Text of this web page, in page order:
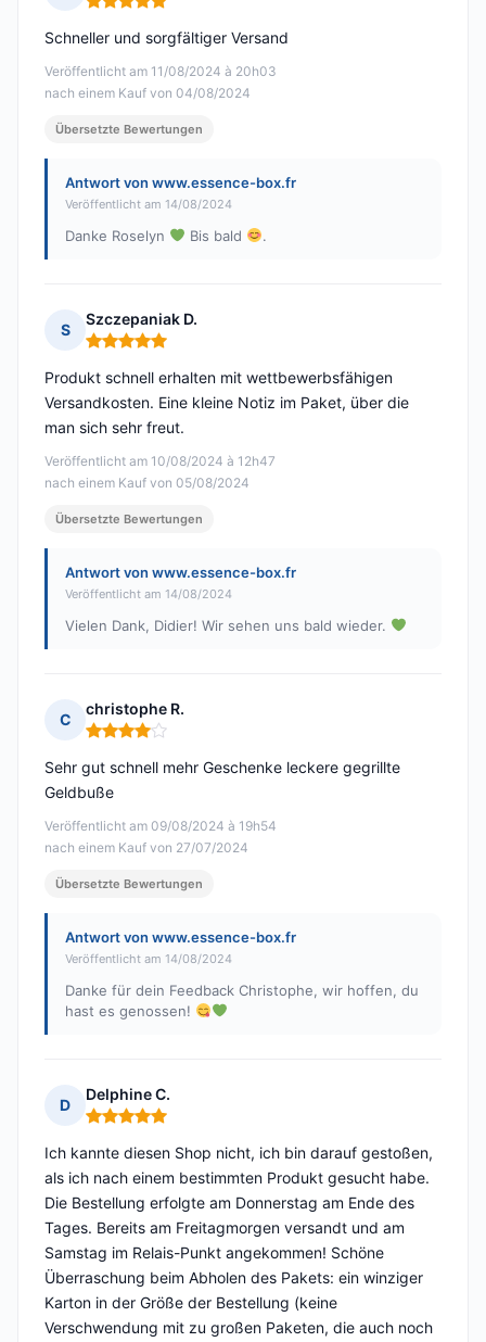
Hinweis: 5 von 5
Veröffentlicht am 11/08/2024 à 20h03
nach einem Kauf von 04/08/2024
Schneller und sorgfältiger Versand
Übersetzte Bewertungen
Antwort von www.essence-box.fr
Veröffentlicht am 14/08/2024
Danke Roselyn Bis bald .
S
Szczepaniak D.
Hinweis: 5 von 5
Veröffentlicht am 10/08/2024 à 12h47
nach einem Kauf von 05/08/2024
Produkt schnell erhalten mit wettbewerbsfähigen
Versandkosten. Eine kleine Notiz im Paket, über die
man sich sehr freut.
Übersetzte Bewertungen
Antwort von www.essence-box.fr
Veröffentlicht am 14/08/2024
Vielen Dank, Didier! Wir sehen uns bald wieder.
C
christophe R.
Hinweis: 4 von 5
Veröffentlicht am 09/08/2024 à 19h54
nach einem Kauf von 27/07/2024
Sehr gut schnell mehr Geschenke leckere gegrillte
Geldbuße
Übersetzte Bewertungen
Antwort von www.essence-box.fr
Veröffentlicht am 14/08/2024
Danke für dein Feedback Christophe, wir hoffen, du
hast es genossen!
D
Delphine C.
Hinweis: 5 von 5
Ich kannte diesen Shop nicht, ich bin darauf gestoßen,
als ich nach einem bestimmten Produkt gesucht habe.
Die Bestellung erfolgte am Donnerstag am Ende des
Tages. Bereits am Freitagmorgen versandt und am
Samstag im Relais-Punkt angekommen! Schöne
Überraschung beim Abholen des Pakets: ein winziger
Karton in der Größe der Bestellung (keine
Verschwendung mit zu großen Paketen, die auch noch